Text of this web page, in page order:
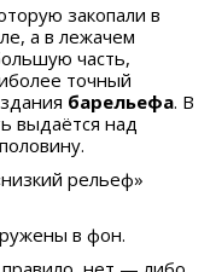
закопали в
а в лежачем
часть,
точный
барельефа. В
выдаётся над
рельеф»
в фон.